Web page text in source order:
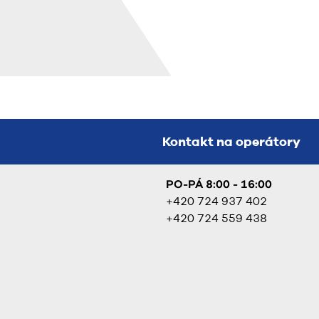
Kontakt na operátory
PO-PÁ 8:00 - 16:00
+420 724 937 402
+420 724 559 438